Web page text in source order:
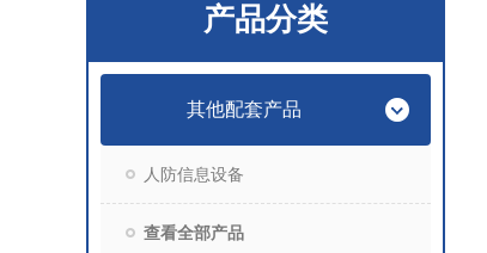
产品分类
其他配套产品
人防信息设备
查看全部产品